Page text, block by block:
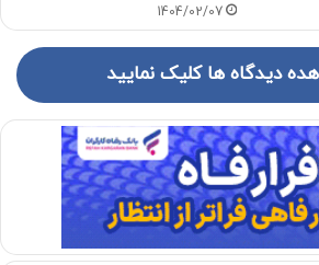
1404/02/07
دیدگاه ها کلیک نمایید